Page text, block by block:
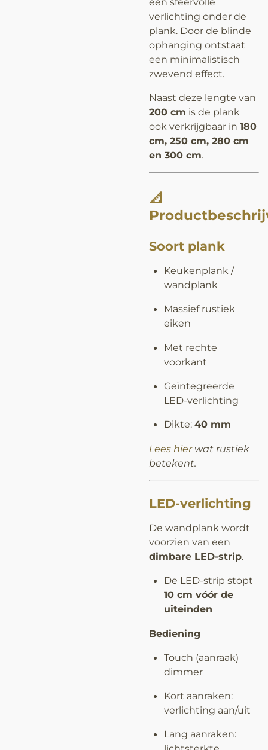
verlichting onder de
plank. Door de blinde
ophanging ontstaat
een minimalistisch
zwevend effect.
Naast deze lengte van
200 cm is de plank
ook verkrijgbaar in 180
cm, 250 cm, 280 cm
en 300 cm.
📐
Soort plank
Keukenplank /
wandplank
Massief rustiek
eiken
Met rechte
voorkant
Geïntegreerde
LED-verlichting
Dikte: 40 mm
Lees hierwat rustiek
betekent.
LED-verlichting
De wandplank wordt
voorzien van een
dimbare LED-strip.
De LED-strip stopt
10 cm vóór de
uiteinden
Bediening
Touch (aanraak)
dimmer
Kort aanraken:
verlichting aan/uit
Lang aanraken: